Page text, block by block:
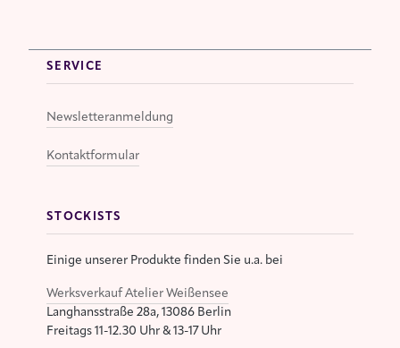
SERVICE
Newsletteranmeldung
Kontaktformular
STOCKISTS
Einige unserer Produkte finden Sie u.a. bei
Werksverkauf Atelier Weißensee
Langhansstraße 28a, 13086 Berlin
Freitags 11-12.30 Uhr & 13-17 Uhr